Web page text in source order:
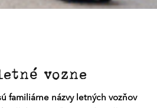
vozne
familiárne názvy letných vozňov